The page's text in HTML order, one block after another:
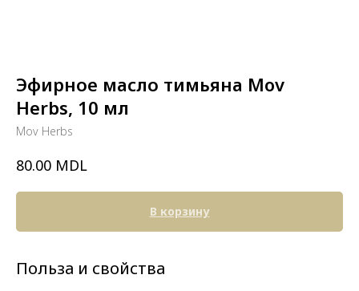
Эфирное масло тимьяна Mov
Herbs, 10 мл
Mov Herbs
80.00 MDL
В корзину
Польза и свойства